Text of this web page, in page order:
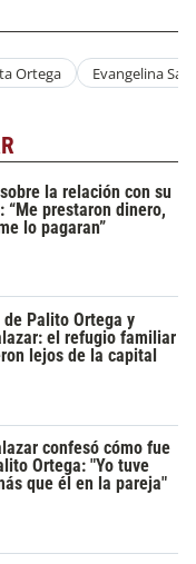
Ortega Evangelina
la relación con su
“Me prestaron dinero,
lo pagaran”
Palito Ortega y
el refugio familiar
lejos de la capital
confesó cómo fue
Ortega: "Yo tuve
que él en la pareja"